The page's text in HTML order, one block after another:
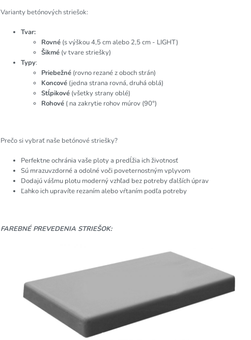
Varianty betónových striešok:
Tvar:
Rovné (s výškou 4,5 cm alebo 2,5 cm - LIGHT)
Šikmé (v tvare striešky)
Typy:
Priebežné (rovno rezané z oboch strán)
Koncové (jedna strana rovná, druhá oblá)
Stĺpikové (všetky strany oblé)
Rohové ( na zakrytie rohov múrov (90°)
Prečo si vybrať naše betónové striešky?
Perfektne ochránia vaše ploty a predĺžia ich životnosť
Sú mrazuvzdorné a odolné voči poveternostným vplyvom
Dodajú vášmu plotu moderný vzhľad bez potreby ďalších úprav
Ľahko ich upravíte rezaním alebo vŕtaním podľa potreby
FAREBNÉ PREVEDENIA STRIEŠOK: